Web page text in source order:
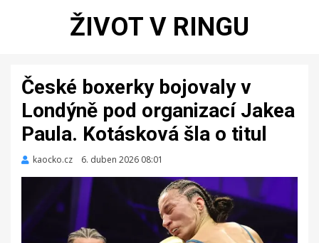
ŽIVOT V RINGU
České boxerky bojovaly v
Londýně pod organizací Jakea
Paula. Kotásková šla o titul
kaocko.cz
Zveřejněno
6. duben 2026 08:01